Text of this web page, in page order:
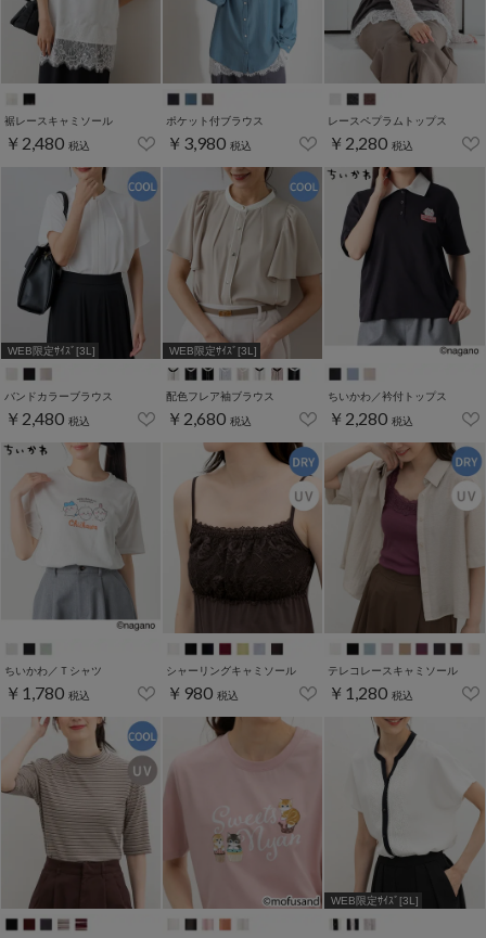
裾レースキャミソール
￥2,480 税込
ポケット付ブラウス
￥3,980 税込
レースペプラムトップス
￥2,280 税込
WEB限定ｻｲｽﾞ[3L]
バンドカラーブラウス
￥2,480 税込
WEB限定ｻｲｽﾞ[3L]
配色フレア袖ブラウス
￥2,680 税込
ちいかわ／衿付トップス
￥2,280 税込
ちいかわ／Ｔシャツ
￥1,780 税込
シャーリングキャミソール
￥980 税込
テレコレースキャミソール
￥1,280 税込
WEB限定ｻｲｽﾞ[3L]